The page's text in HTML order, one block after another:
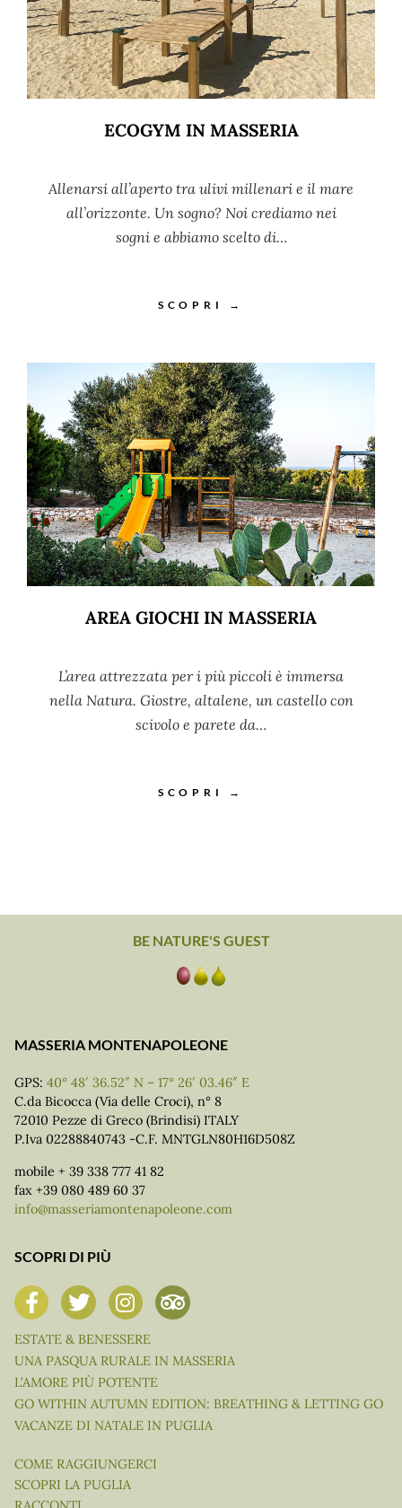
ECOGYM IN MASSERIA
Allenarsi all’aperto tra ulivi millenari e il mare
all’orizzonte. Un sogno? Noi crediamo nei
sogni e abbiamo scelto di…
SCOPRI →
AREA GIOCHI IN MASSERIA
L’area attrezzata per i più piccoli è immersa
nella Natura. Giostre, altalene, un castello con
scivolo e parete da…
SCOPRI →
BE NATURE'S GUEST
MASSERIA MONTENAPOLEONE
GPS: 40° 48′ 36.52″ N – 17° 26′ 03.46″ E
C.da Bicocca (Via delle Croci), n° 8
72010 Pezze di Greco (Brindisi) ITALY
P.Iva 02288840743 -C.F. MNTGLN80H16D508Z
mobile + 39 338 777 41 82
fax +39 080 489 60 37
info@masseriamontenapoleone.com
SCOPRI DI PIÙ
ESTATE & BENESSERE
UNA PASQUA RURALE IN MASSERIA
L’AMORE PIÙ POTENTE
GO WITHIN AUTUMN EDITION: BREATHING & LETTING GO
VACANZE DI NATALE IN PUGLIA
COME RAGGIUNGERCI
SCOPRI LA PUGLIA